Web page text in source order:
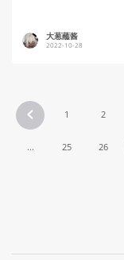
大葱蘸酱
2022-10-28
1 2
... 25 26